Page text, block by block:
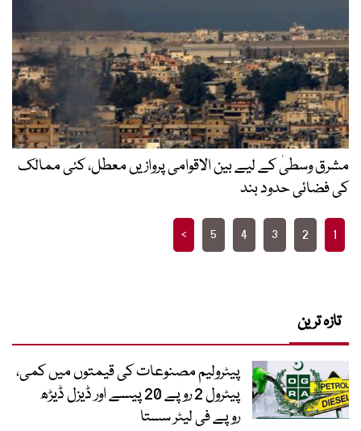
مشرق وسطیٰ کے لیے بین الاقوامی پروازیں معطل، کئی ممالک
کی فضائی حدود بند
Posts
pagination
1
2
3
4
5
>
تازہ ترین
پیٹرولیم مصنوعات کی قیمتوں میں کمی،
پیٹرول 2 روپے 20 پیسے اور ڈیزل ڈیڑھ
روپے فی لیٹر سستا